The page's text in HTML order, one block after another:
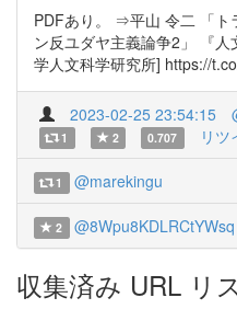
PDFあり。 ⇒平山 令二 「
ン反ユダヤ主義論争2」 『
学人文科学研究所] https://
2023-02-25 23:54:15
1 2 0.707 リ
1 @marekingu
2 @8Wpu8KDLRCtYWsq
収集済み URL リ